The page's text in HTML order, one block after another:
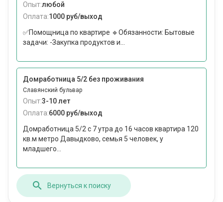
Опыт:любой
Оплата:1000 руб/выход
✅Помощница по квартире 🔹Обязанности: Бытовые
задачи: -Закупка продуктов и...
Домработница 5/2 без проживания
Славянский бульвар
Опыт:3-10 лет
Оплата:6000 руб/выход
Домработница 5/2 с 7 утра до 16 часов квартира 120
кв.м метро Давыдково, семья 5 человек, у
младшего...
Вернуться к поиску